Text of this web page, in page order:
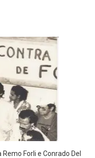
Forli e Conrado Del